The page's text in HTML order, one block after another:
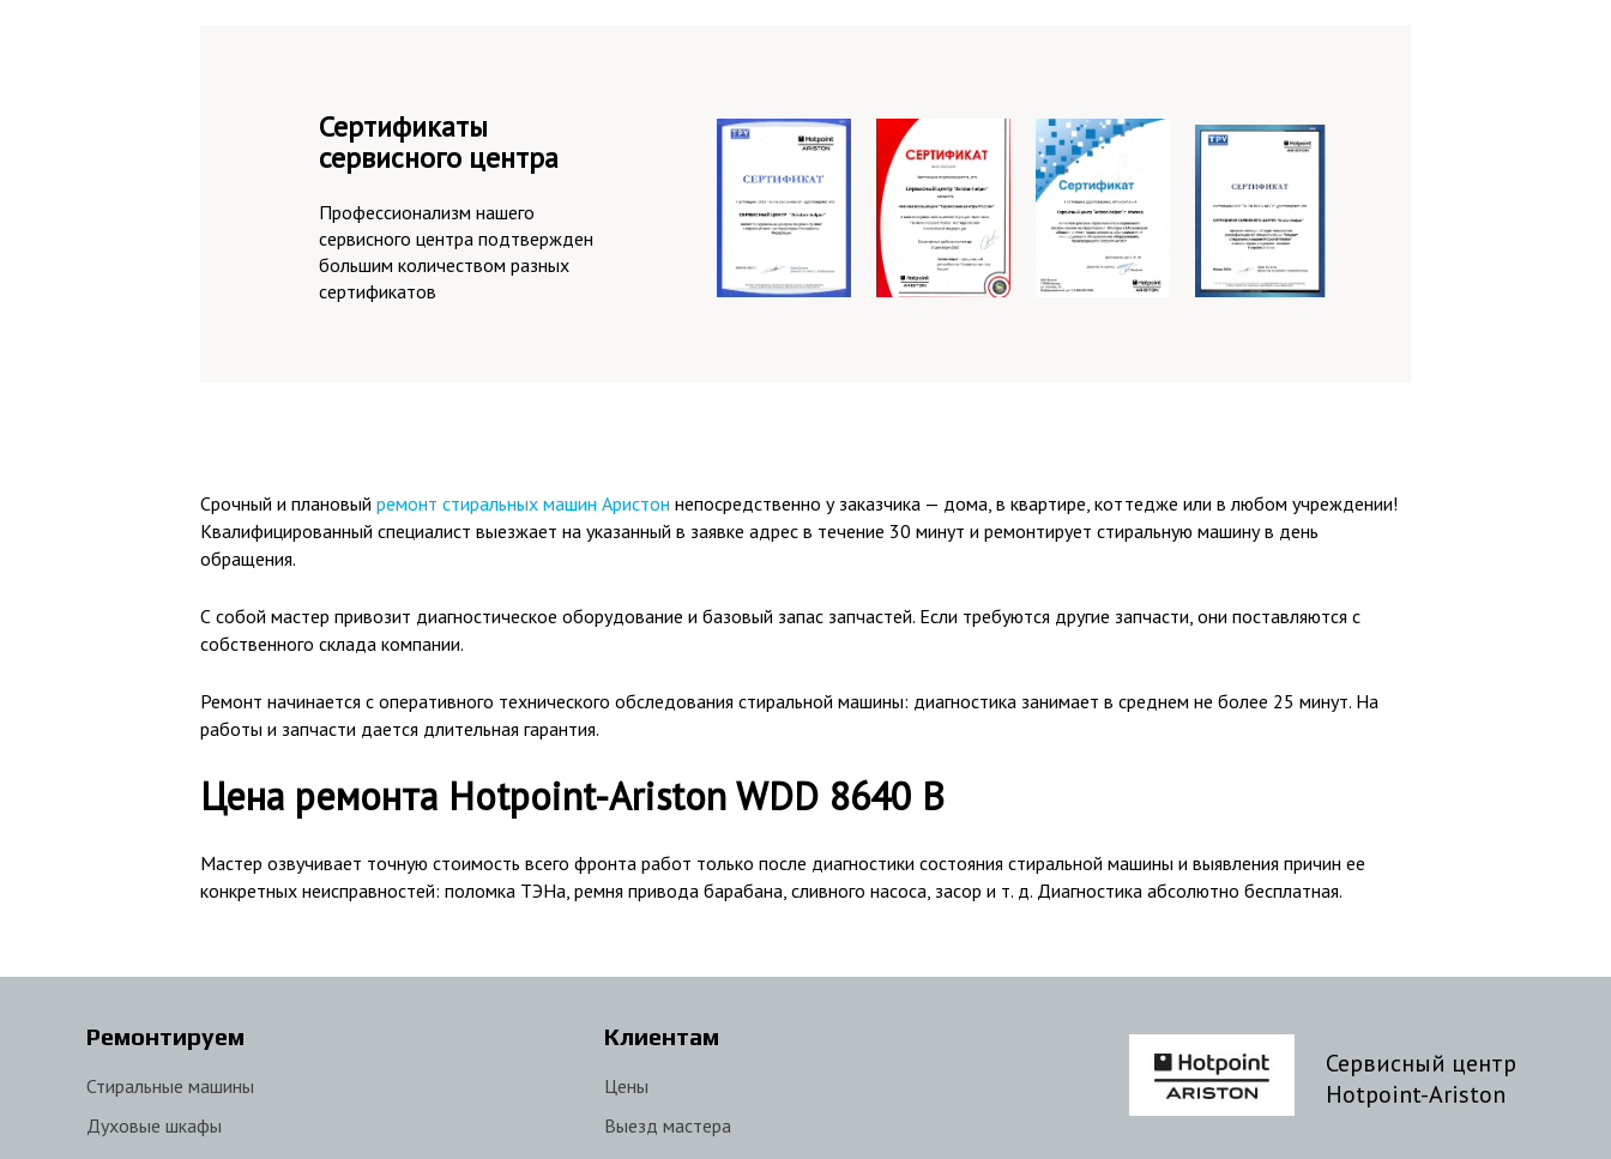
Сертификаты
сервисного центра
Профессионализм нашего
сервисного центра подтвержден
большим количеством разных
сертификатов
Срочный и плановый ремонт стиральных машин Аристон непосредственно у заказчика — дома, в квартире, коттедже или в любом учреждении!
Квалифицированный специалист выезжает на указанный в заявке адрес в течение 30 минут и ремонтирует стиральную машину в день
обращения.
С собой мастер привозит диагностическое оборудование и базовый запас запчастей. Если требуются другие запчасти, они поставляются с
собственного склада компании.
Ремонт начинается с оперативного технического обследования стиральной машины: диагностика занимает в среднем не более 25 минут. На
работы и запчасти дается длительная гарантия.
Цена ремонта Hotpoint-Ariston WDD 8640 B
Мастер озвучивает точную стоимость всего фронта работ только после диагностики состояния стиральной машины и выявления причин ее
конкретных неисправностей: поломка ТЭНа, ремня привода барабана, сливного насоса, засор и т. д. Диагностика абсолютно бесплатная.
Ремонтируем
Стиральные машины
Духовые шкафы
Клиентам
Цены
Выезд мастера
Сервисный центр
Hotpoint-Ariston